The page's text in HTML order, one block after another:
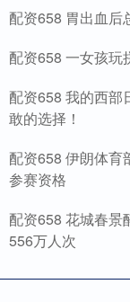
配资658 胃出血后
配资658 一女孩玩
配资658 我的西
敢的选择！
配资658 伊朗体育
参赛资格
配资658 花城春景
556万人次